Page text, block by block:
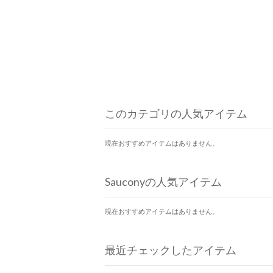
このカテゴリの人気アイテム
現在おすすめアイテムはありません。
Sauconyの人気アイテム
現在おすすめアイテムはありません。
最近チェックしたアイテム